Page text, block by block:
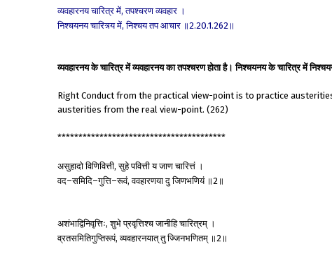
व्यवहारनयचारित्रमें,तपश्चरणव्यवहार ।
निश्चयनयचारित्र्यमें,निश्चयतपआचार ॥2.20.1.262 ॥
व्यवहारनय के चारित्र में व्यवहारनय का तपश्चरण होता है। निश्चयनय के चारित्र में
Right Conduct from the practical view-point is to practice
austerities from the real view-point. (262)
****************************************
असुहादोविणिवित्ती,सुहेपवित्तीयजाणचारित्तं ।
वद–समिदि–गुत्ति–रूवं,ववहारणयादुजिणभणियं ॥2 ॥
अशंभाद्विनिवृत्तिः,शुभेप्रवृत्तिश्चजानीहिचारित्रम् ।
व्रतसमितिगुप्तिरूपं,व्यवहारनयात्तुज्जिनभणितम् ॥2 ॥